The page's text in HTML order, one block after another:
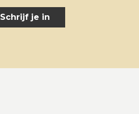
Schrijf je in